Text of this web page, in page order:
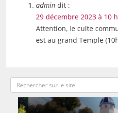
admin dit :
29 décembre 2023 à 10
Attention, le culte
est au grand Temple